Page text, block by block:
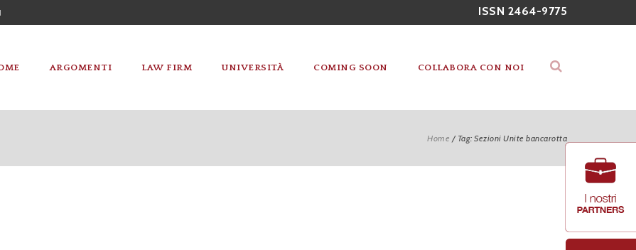
ISSN 2464-9775
ARGOMENTI LAW FIRM UNIVERSITÀ COMING SOON COLLABORA CON NOI
Home / Tag: Sezioni Unite bancarotta